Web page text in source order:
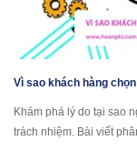
Vì sao khách hàng
Khám phá lý do tại sao
trách nhiệm. Bài viết